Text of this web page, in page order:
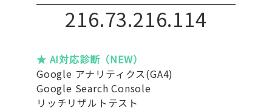
216.73.216.114
★ AI対応診断（NEW）
Google アナリティクス(GA4)
Google Search Console
リッチリザルトテスト